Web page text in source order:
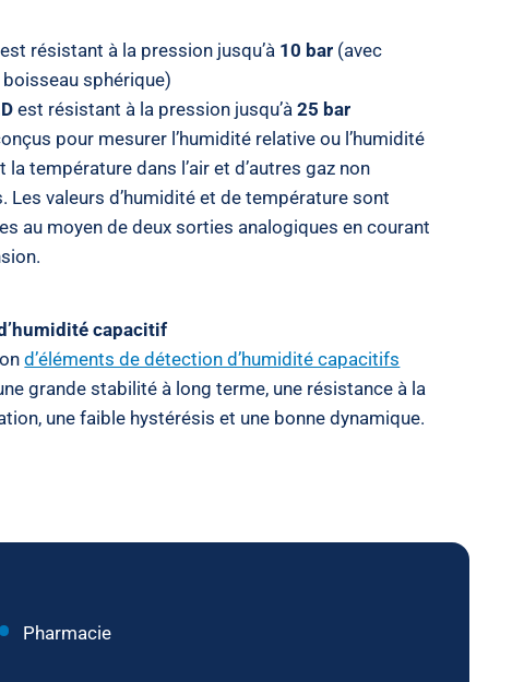
est résistant à la pression jusqu’à 10 bar (avec
sphérique)
est résistant à la pression jusqu’à25 bar
pour mesurer l’humidité relative ou l’humidité
la température dans l’air et d’autres gaz non
Les valeurs d’humidité et de température sont
au moyen de deux sorties analogiques en courant
capacitif
d’éléments de détection d’humidité capacitifs
grande stabilité à long terme, une résistance à la
une faible hystérésis et une bonne dynamique.
Pharmacie